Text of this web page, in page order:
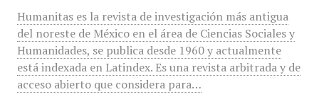
Humanitas es la revista de investigación más antigua
del noreste de México en el área de Ciencias Sociales y
Humanidades, se publica desde 1960 y actualmente
está indexada en Latindex. Es una revista arbitrada y de
acceso abierto que considera para…